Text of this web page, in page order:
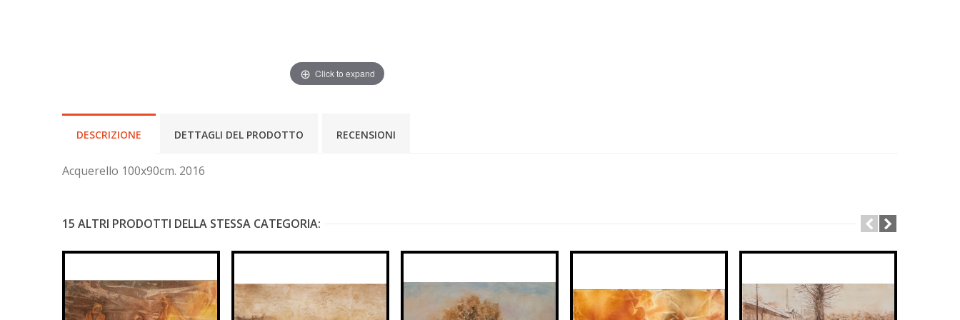
Click to expand
DESCRIZIONE DETTAGLI DEL PRODOTTO RECENSIONI
Acquerello 100x90cm. 2016
15 ALTRI PRODOTTI DELLA STESSA CATEGORIA: